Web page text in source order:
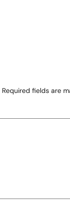
Required fields are